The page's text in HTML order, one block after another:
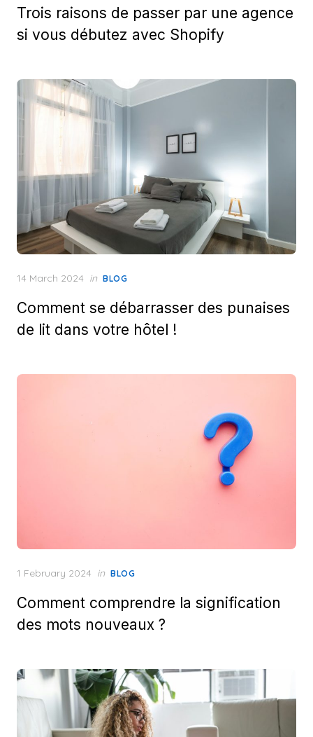
Trois raisons de passer par une agence
si vous débutez avec Shopify
Posted
14 March 2024 in BLOG
Comment se débarrasser des punaises
de lit dans votre hôtel !
Posted
1 February 2024 in BLOG
Comment comprendre la signification
des mots nouveaux ?